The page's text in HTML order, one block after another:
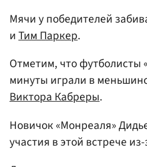
Мячи у победителей
иТим Паркер.
Отметим, что футболисты
минуты играли в
Виктора Кабреры.
Новичок «Монреаля»
участия в этой встрече